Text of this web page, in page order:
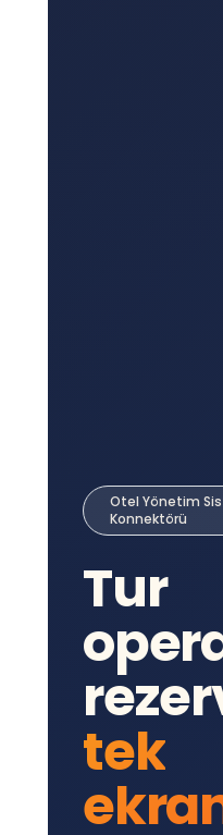
Otel Yönetim
Konnektörü
Tur
tek